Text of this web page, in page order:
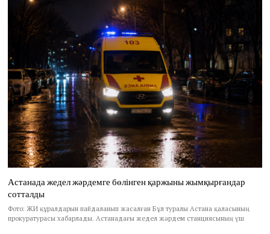
Астанада жедел жәрдемге бөлінген қаржыны жымқырғандар
сотталды
Фото: ЖИ құралдарын пайдаланып жасалған Бұл туралы Астана қаласының
прокуратурасы хабарлады. Астанадағы жедел жәрдем станциясының үш